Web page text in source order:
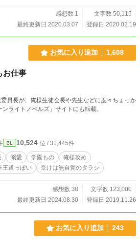
感想数 1
文字数 50,115
最終更新日 2020.03.07
登録日 2020.02.19
お気に入り追加 1,608
お仕事
員長が、俺様生徒会長や先生などに度々ちょっか
ライトノベルズ」サイトにも転載。
BL 10,524 位 / 31,445件
溺愛 学園もの
俺様攻め
王道っぽい 受けは無自覚のタラシ
感想数 38
文字数 123,000
最終更新日 2024.08.30
登録日 2019.11.26
お気に入り追加 243